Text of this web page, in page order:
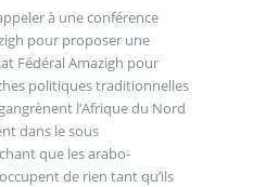
à une conférence
pour proposer une
Fédéral Amazigh pour
politiques traditionnelles
l’Afrique du Nord
dans le sous
que les arabo-
de rien tant qu’ils